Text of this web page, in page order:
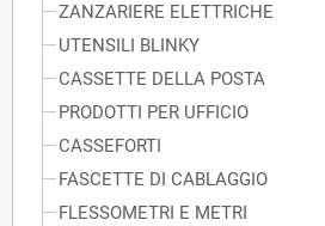
ZANZARIERE ELETTRICHE
UTENSILI BLINKY
CASSETTE DELLA POSTA
PRODOTTI PER UFFICIO
CASSEFORTI
FASCETTE DI CABLAGGIO
FLESSOMETRI E METRI